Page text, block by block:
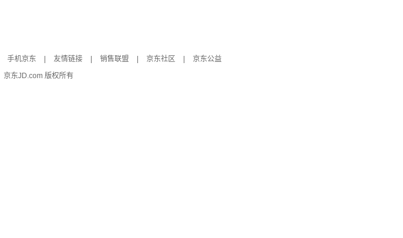
手机京东 友情链接 销售联盟 京东社区
京东公益
京东JD.com 版权所有